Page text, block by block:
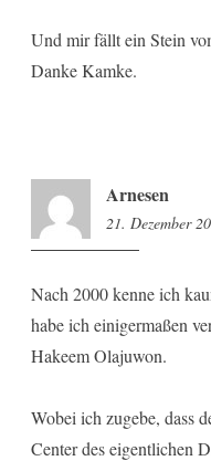
Und mir fällt ein Stein
Danke Kamke.
Arnesen
21. Dezember
Nach 2000 kenne ich
habe ich einigermaßen
Hakeem Olajuwon.
Wobei ich zugebe, dass
Center des eigentlichen